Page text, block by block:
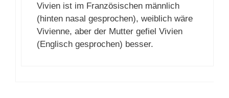
Vivien ist im Französischen männlich
(hinten nasal gesprochen), weiblich wäre
Vivienne, aber der Mutter gefiel Vivien
(Englisch gesprochen) besser.